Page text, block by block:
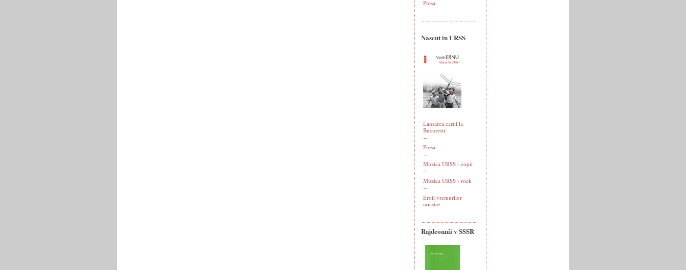
Presa
Nascut in URSS
Lansarea cartii la
Bucuresti
Presa
Muzica URSS - copii
Muzica URSS - rock
Eroii vremurilor
noastre
Rajdeonnîi v SSSR